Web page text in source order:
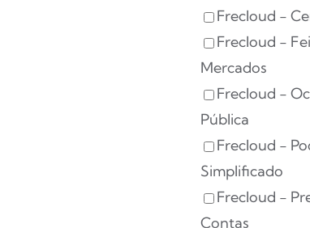
Frecloud -
Frecloud -
Mercados
Frecloud -
Pública
Frecloud -
Simplificado
Frecloud -
Contas